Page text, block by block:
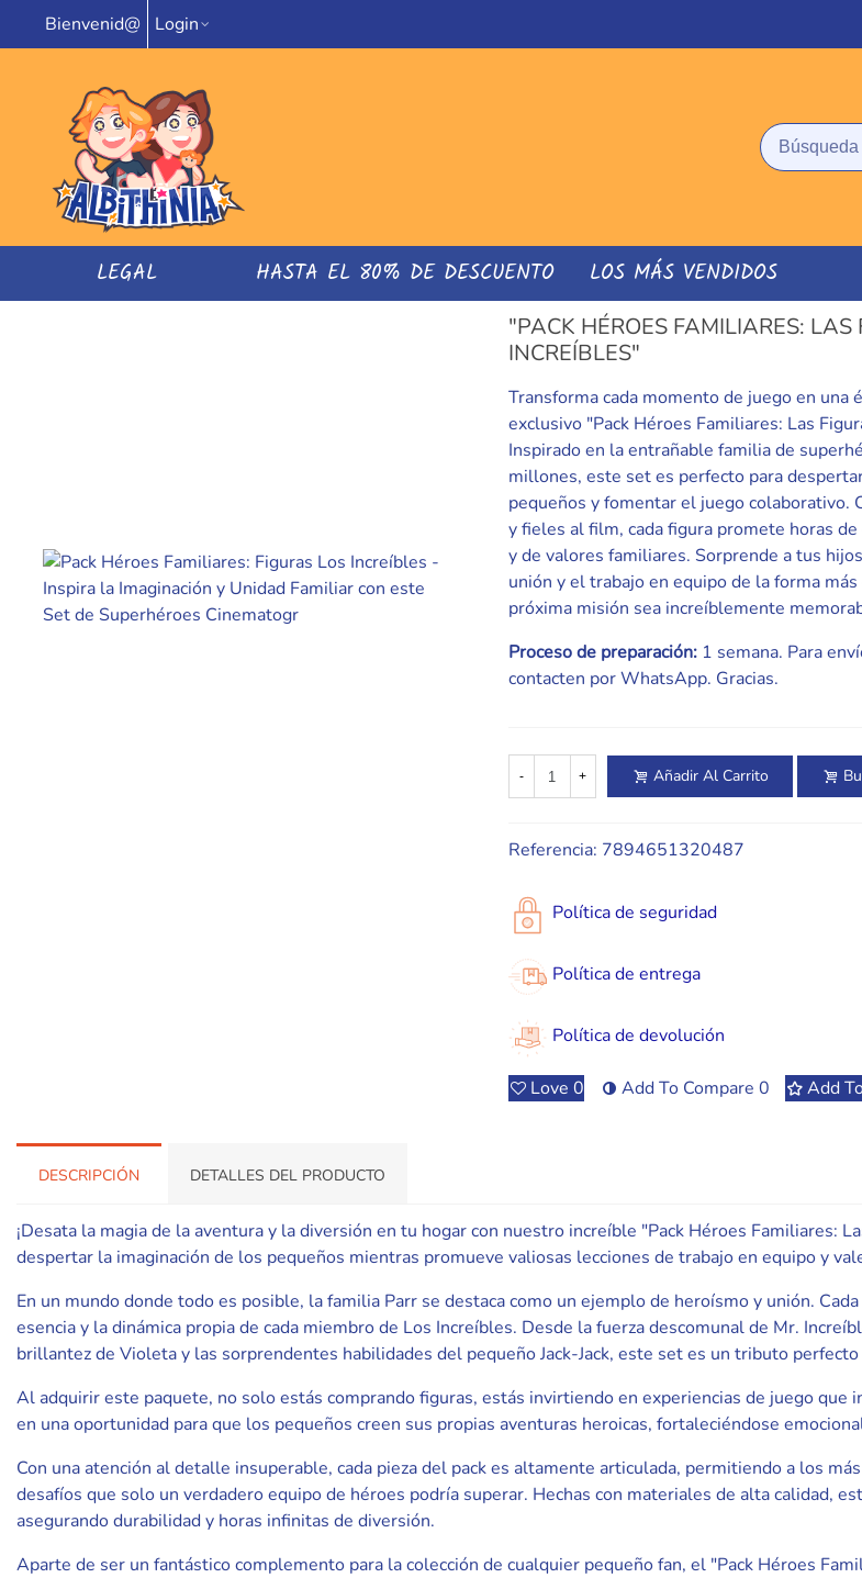
Bienvenid@ Login
LEGAL HASTA EL 80% DE DESCUENTO LOS MÁS VENDIDOS
"PACK HÉROES FAMILIARES: LAS
INCREÍBLES"
Transforma cada momento de juego en una
exclusivo "Pack Héroes Familiares: Las
Inspirado en la entrañable familia de
millones, este set es perfecto para
pequeños y fomentar el juego colaborativo.
y fieles al film, cada figura promete horas
y de valores familiares. Sorprende a tus
unión y el trabajo en equipo de la forma más
próxima misión sea increíblemente
Proceso de preparación:1 semana. Para
contacten por WhatsApp. Gracias.
- + Añadir Al Carrito
Referencia: 7894651320487
Política de seguridad
Política de entrega
Política de devolución
Love 0 Add To Compare 0 Add
DESCRIPCIÓN DETALLES DEL PRODUCTO
¡Desata la magia de la aventura y la diversión en tu hogar con nuestro increíble "Pack Héroes Familiares:
despertar la imaginación de los pequeños mientras promueve valiosas lecciones de trabajo en equipo y
En un mundo donde todo es posible, la familia Parr se destaca como un ejemplo de heroísmo y unión.
esencia y la dinámica propia de cada miembro de Los Increíbles. Desde la fuerza descomunal de Mr.
brillantez de Violeta y las sorprendentes habilidades del pequeño Jack-Jack, este set es un tributo
Al adquirir este paquete, no solo estás comprando figuras, estás invirtiendo en experiencias de juego que
en una oportunidad para que los pequeños creen sus propias aventuras heroicas, fortaleciéndose
Con una atención al detalle insuperable, cada pieza del pack es altamente articulada, permitiendo a los
desafíos que solo un verdadero equipo de héroes podría superar. Hechas con materiales de alta calidad,
asegurando durabilidad y horas infinitas de diversión.
Aparte de ser un fantástico complemento para la colección de cualquier pequeño fan, el "Pack Héroes